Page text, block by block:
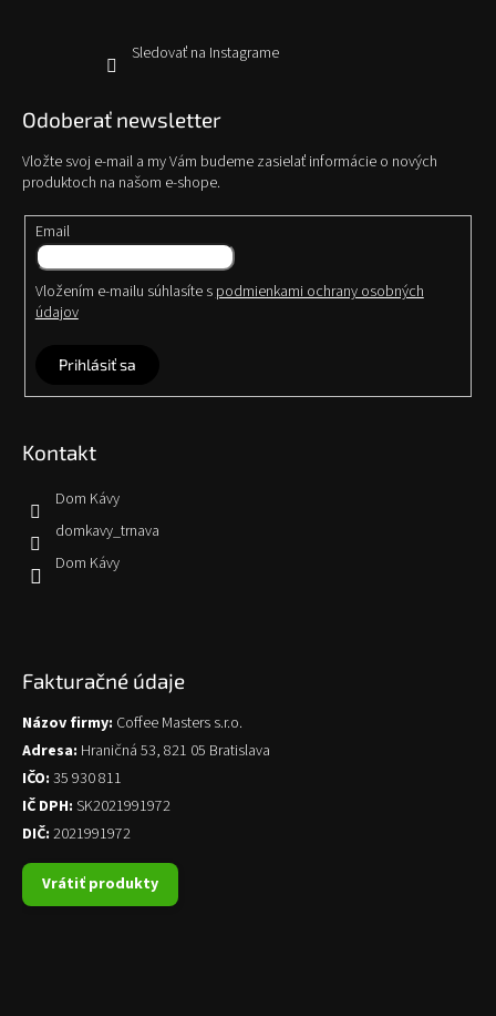
Sledovať na Instagrame
Odoberať newsletter
Vložte svoj e-mail a my Vám budeme zasielať informácie o nových
produktoch na našom e-shope.
Email
Vložením e-mailu súhlasíte s podmienkami ochrany osobných
údajov
Prihlásiť sa
Kontakt
Dom Kávy
domkavy_trnava
Dom Kávy
Fakturačné údaje
Názov firmy: Coffee Masters s.r.o.
Adresa: Hraničná 53, 821 05 Bratislava
IČO: 35 930 811
IČ DPH: SK2021991972
DIČ: 2021991972
Vrátiť produkty